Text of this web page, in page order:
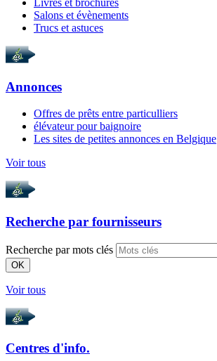
Salons et évènements
Trucs et astuces
Annonces
Offres de prêts entre particulliers
élévateur pour baignoire
Les sites de petites annonces en Belgique
Voir tous
Recherche par fournisseurs
Recherche par mots clés
OK
Voir tous
Centres d'info.